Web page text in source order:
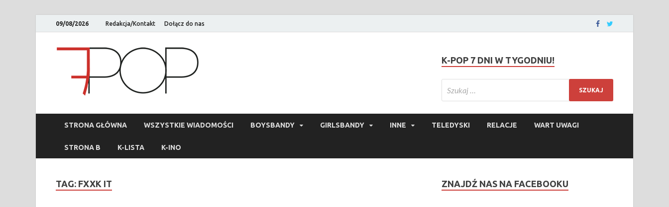
09/08/2026 Redakcja/Kontakt Dołącz do nas
K-POP 7 DNI W TYGODNIU!
STRONA GŁÓWNA WSZYSTKIE WIADOMOŚCI BOYSBANDY GIRLSBANDY INNE TELEDYSKI RELACJE WART UWAGI
STRONA B K-LISTA K-INO
TAG: FXXK IT ZNAJDŹ NAS NA FACEBOOKU